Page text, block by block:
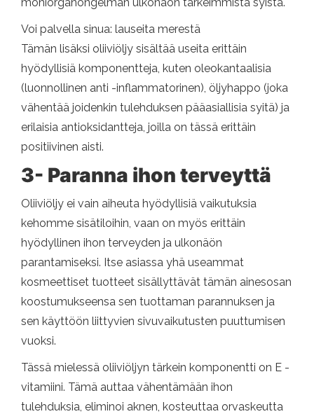
Voi palvella sinua: lauseita merestä
Tämän lisäksi oliiviöljy sisältää useita erittäin
hyödyllisiä komponentteja, kuten oleokantaalisia
(luonnollinen anti -inflammatorinen), öljyhappo (joka
vähentää joidenkin tulehduksen pääasiallisia syitä) ja
erilaisia ​​antioksidantteja, joilla on tässä erittäin
positiivinen aisti.
3- Paranna ihon terveyttä
Oliiviöljy ei vain aiheuta hyödyllisiä vaikutuksia
kehomme sisätiloihin, vaan on myös erittäin
hyödyllinen ihon terveyden ja ulkonäön
parantamiseksi. Itse asiassa yhä useammat
kosmeettiset tuotteet sisällyttävät tämän ainesosan
koostumukseensa sen tuottaman parannuksen ja
sen käyttöön liittyvien sivuvaikutusten puuttumisen
vuoksi.
Tässä mielessä oliiviöljyn tärkein komponentti on E -
vitamiini. Tämä auttaa vähentämään ihon
tulehduksia, eliminoi aknen, kosteuttaa orvaskeutta